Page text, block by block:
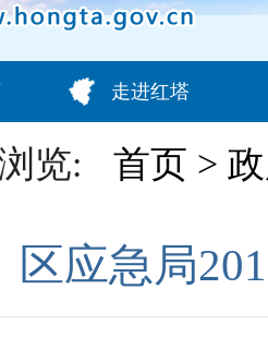
走进红塔
览: 首页 >
区应急局